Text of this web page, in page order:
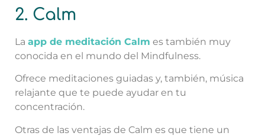
2. Calm
La app de meditación Calm es también muy
conocida en el mundo del Mindfulness.
Ofrece meditaciones guiadas y, también, música
relajante que te puede ayudar en tu
concentración.
Otras de las ventajas de Calm es que tiene un